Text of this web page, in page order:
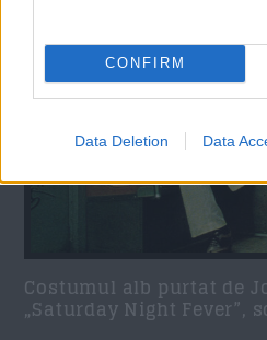
CONFIRM
Data Deletion Data
Costumul alb purtat de
„Saturday Night Fever”,